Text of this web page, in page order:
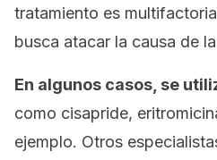
tratamiento es
busca atacar la causa de
En algunos casos, se
como cisapride,
ejemplo. Otros